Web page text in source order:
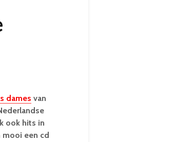
dames van
ook hits in
mooi een cd